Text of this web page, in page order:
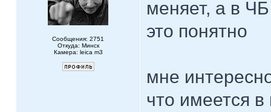
Сообщения: 2751
Откуда: Минск
Камера: leica m3
меняет, а в
это понятно
мне
что имеется в